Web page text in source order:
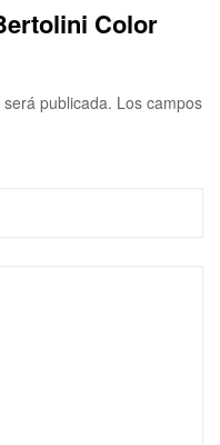
Color
publicada. Los campos